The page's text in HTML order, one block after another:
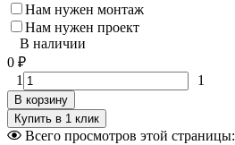
Нам нужен монтаж
Нам нужен проект
В наличии
0 ₽
1
1
В корзину
Всего просмотров этой страницы: